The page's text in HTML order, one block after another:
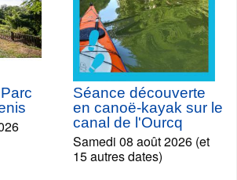
Séance découverte
en canoë-kayak sur le
canal de l'Ourcq
Samedi 08 août 2026 (et
15 autres dates)